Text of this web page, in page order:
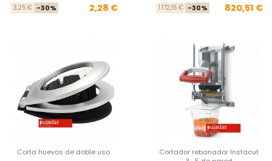
Precio base
3,25 € -30% Precio
2,28 € 1.172,15 € -30% 820,51 €
Corta huevos de doble uso
Cortador rebanador Instacut